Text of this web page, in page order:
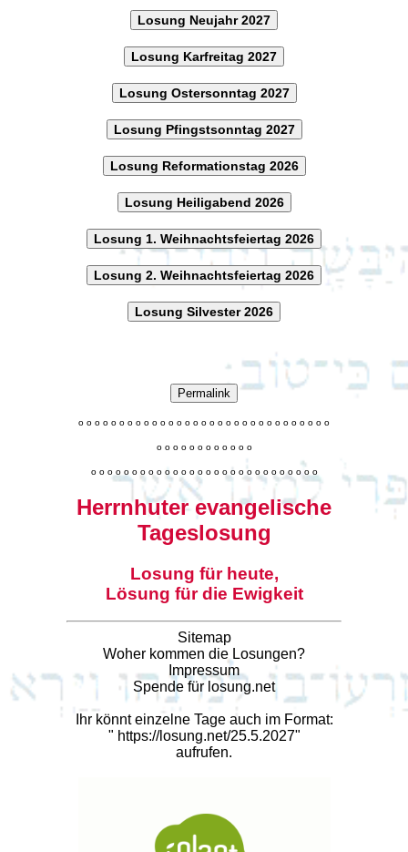
Losung Neujahr 2027
Losung Karfreitag 2027
Losung Ostersonntag 2027
Losung Pfingstsonntag 2027
Losung Reformationstag 2026
Losung Heiligabend 2026
Losung 1. Weihnachtsfeiertag 2026
Losung 2. Weihnachtsfeiertag 2026
Losung Silvester 2026
Permalink
o o o o o o o o o o o o o o o o o o o o o o o o o o o o o o o
o o o o o o o o o o o o
o o o o o o o o o o o o o o o o o o o o o o o o o o o o
Herrnhuter evangelische
Tageslosung
Losung für heute,
Lösung für die Ewigkeit
Sitemap
Woher kommen die Losungen?
Impressum
Spende für losung.net
Ihr könnt einzelne Tage auch im Format:
" https://losung.net/25.5.2027"
aufrufen.